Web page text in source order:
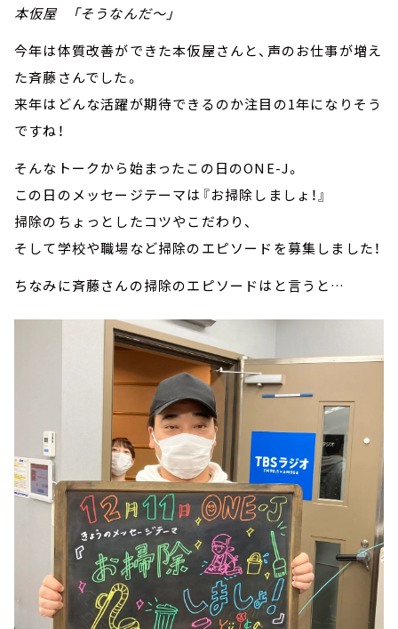
本仮屋 「そうなんだ～」
今年は体質改善ができた本仮屋さんと、声のお仕事が増え
た斉藤さんでした。
来年はどんな活躍が期待できるのか注目の1年になりそう
ですね！
そんなトークから始まったこの日のONE-J。
この日のメッセージテーマは『お掃除しましょ！』
掃除のちょっとしたコツやこだわり、
そして学校や職場など掃除のエピソードを募集しました！
ちなみに斉藤さんの掃除のエピソードはと言うと…